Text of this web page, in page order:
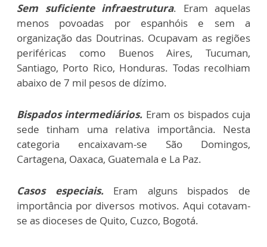
Sem suficiente infraestrutura. Eram aquelas
menos povoadas por espanhóis e sem a
organização das Doutrinas. Ocupavam as regiões
periféricas como Buenos Aires, Tucuman,
Santiago, Porto Rico, Honduras. Todas recolhiam
abaixo de 7 mil pesos de dízimo.
Bispados intermediários. Eram os bispados cuja
sede tinham uma relativa importância. Nesta
categoria encaixavam-se São Domingos,
Cartagena, Oaxaca, Guatemala e La Paz.
Casos especiais. Eram alguns bispados de
importância por diversos motivos. Aqui cotavam-
se as dioceses de Quito, Cuzco, Bogotá.